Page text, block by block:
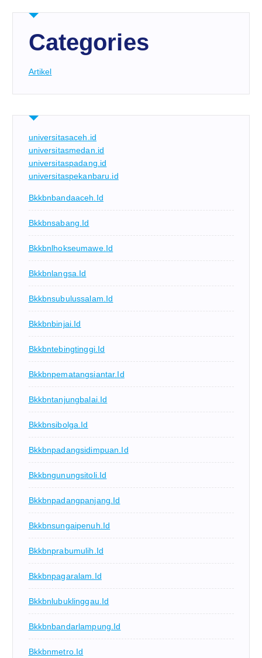
Categories
Artikel
universitasaceh.id
universitasmedan.id
universitaspadang.id
universitaspekanbaru.id
Bkkbnbandaaceh.id
Bkkbnsabang.id
Bkkbnlhokseumawe.id
Bkkbnlangsa.id
Bkkbnsubulussalam.id
Bkkbnbinjai.id
Bkkbntebingtinggi.id
Bkkbnpematangsiantar.id
Bkkbntanjungbalai.id
Bkkbnsibolga.id
Bkkbnpadangsidimpuan.id
Bkkbngunungsitoli.id
Bkkbnpadangpanjang.id
Bkkbnsungaipenuh.id
Bkkbnprabumulih.id
Bkkbnpagaralam.id
Bkkbnlubuklinggau.id
Bkkbnbandarlampung.id
Bkkbnmetro.id